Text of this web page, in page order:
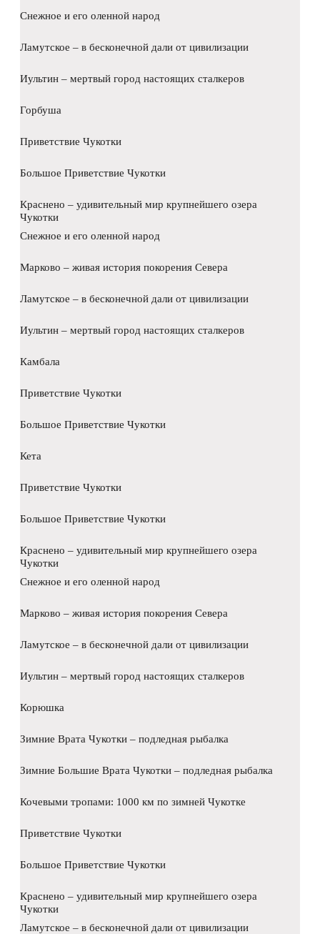
Снежное и его оленной народ
Ламутское – в бесконечной дали от цивилизации
Иультин – мертвый город настоящих сталкеров
Горбуша
Приветствие Чукотки
Большое Приветствие Чукотки
Краснено – удивительный мир крупнейшего озера
Чукотки
Снежное и его оленной народ
Марково – живая история покорения Севера
Ламутское – в бесконечной дали от цивилизации
Иультин – мертвый город настоящих сталкеров
Камбала
Приветствие Чукотки
Большое Приветствие Чукотки
Кета
Приветствие Чукотки
Большое Приветствие Чукотки
Краснено – удивительный мир крупнейшего озера
Чукотки
Снежное и его оленной народ
Марково – живая история покорения Севера
Ламутское – в бесконечной дали от цивилизации
Иультин – мертвый город настоящих сталкеров
Корюшка
Зимние Врата Чукотки – подледная рыбалка
Зимние Большие Врата Чукотки – подледная рыбалка
Кочевыми тропами: 1000 км по зимней Чукотке
Приветствие Чукотки
Большое Приветствие Чукотки
Краснено – удивительный мир крупнейшего озера
Чукотки
Ламутское – в бесконечной дали от цивилизации